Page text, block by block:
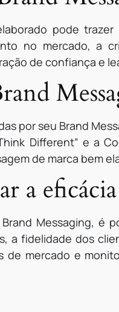
pode
no mercado, a
de confiança e
por seu Brand
Different” e a
de marca bem
a
Messaging, é
a fidelidade dos
de mercado e